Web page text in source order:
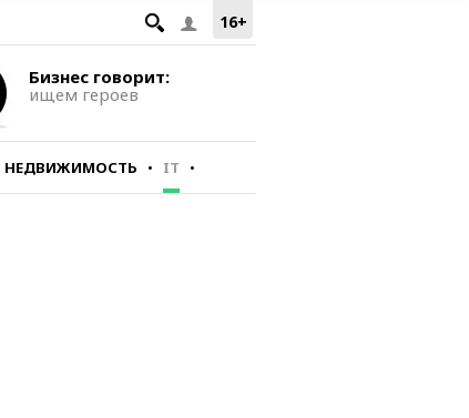
16+
Бизнес говорит:
ищем героев
НЕДВИЖИМОСТЬ IT